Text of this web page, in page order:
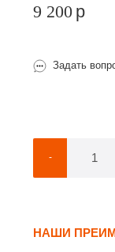
9 200 p
Задать
-
НАШИ